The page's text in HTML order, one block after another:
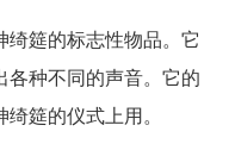
筵的标志性物品。它
各种不同的声音。它的
筵的仪式上用。